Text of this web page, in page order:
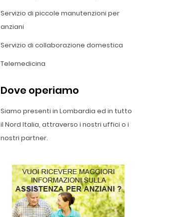
Servizio di piccole manutenzioni per
anziani
Servizio di collaborazione domestica
Telemedicina
Dove operiamo
Siamo presenti in Lombardia ed in tutto
il Nord Italia, attraverso i nostri uffici o i
nostri partner.